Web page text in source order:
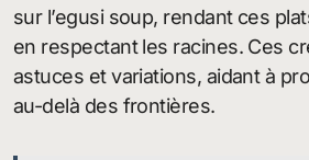
sur l’egusi soup, rendant ces
en respectant les racines. Ces
astuces et variations, aidant à
au-delà des frontières.